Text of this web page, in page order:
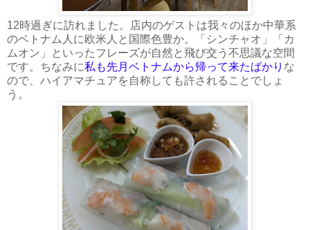
12時過ぎに訪れました。店内のゲストは我々のほか中華系
のベトナム人に欧米人と国際色豊か。「シンチャオ」「カ
ムオン」といったフレーズが自然と飛び交う不思議な空間
です。ちなみに私も先月ベトナムから帰って来たばかり な
ので、ハイアマチュアを自称しても許されることでしょ
う。